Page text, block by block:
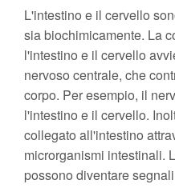
L'intestino e il cervello
sia biochimicamente. La
l'intestino e il cervello
nervoso centrale, che
corpo. Per esempio, il
l'intestino e il cervello.
collegato all'intestino
microrganismi intestinali.
possono diventare